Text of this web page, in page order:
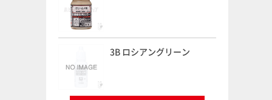
3B ロシアングリーン